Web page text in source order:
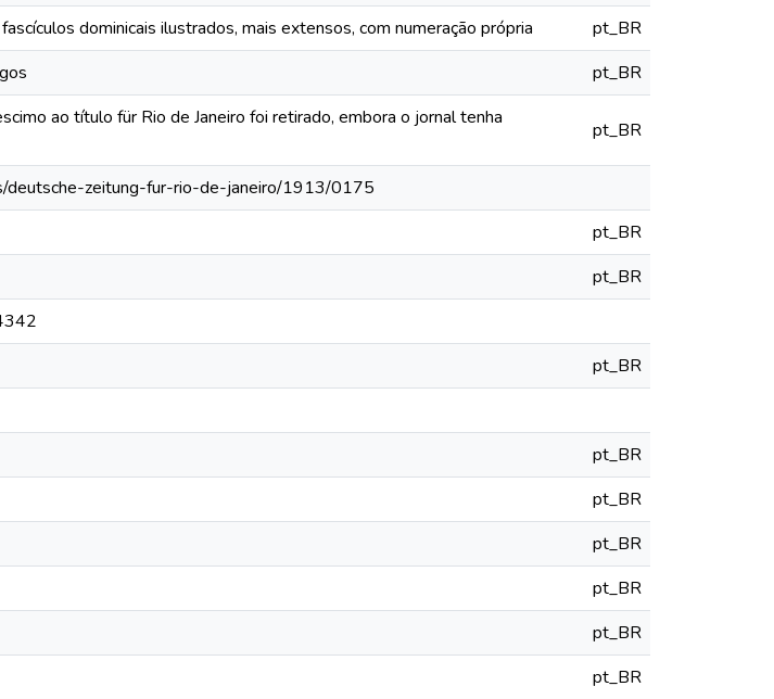
dominicais ilustrados, mais extensos, com numeração própria
pt_BR
pt_BR
ao título für Rio de Janeiro foi retirado, embora o jornal tenha
pt_BR
deutsche-zeitung-fur-rio-de-janeiro/1913/0175
pt_BR
pt_BR
pt_BR
pt_BR
pt_BR
pt_BR
pt_BR
pt_BR
pt_BR